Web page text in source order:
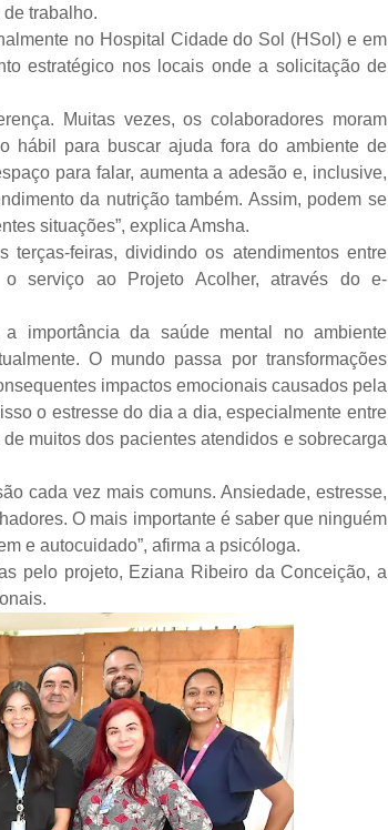
trabalho.
no Hospital Cidade do Sol (HSol) e em
estratégico nos locais onde a solicitação de
Muitas vezes, os colaboradores moram
hábil para buscar ajuda fora do ambiente de
para falar, aumenta a adesão e, inclusive,
da nutrição também. Assim, podem se
situações”, explica Amsha.
feiras, dividindo os atendimentos entre
serviço ao Projeto Acolher, através do e-
importância da saúde mental no ambiente
O mundo passa por transformações
impactos emocionais causados pela
o estresse do dia a dia, especialmente entre
muitos dos pacientes atendidos e sobrecarga
cada vez mais comuns. Ansiedade, estresse,
O mais importante é saber que ninguém
e autocuidado”, afirma a psicóloga.
pelo projeto, Eziana Ribeiro da Conceição, a